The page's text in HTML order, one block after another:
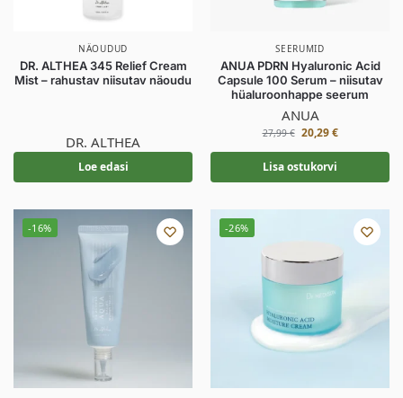
NÄOUDUD
DR. ALTHEA 345 Relief Cream
Mist – rahustav niisutav näoudu
DR. ALTHEA
Loe edasi
SEERUMID
ANUA PDRN Hyaluronic Acid
Capsule 100 Serum – niisutav
hüaluroonhappe seerum
ANUA
27,99€ 20,29€
Lisa ostukorvi
-16% -26%